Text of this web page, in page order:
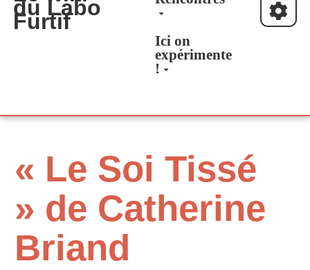
du Labo
Furtif
Ici on
expérimente
!
« Le Soi Tissé
» de Catherine
Briand